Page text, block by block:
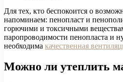
Для тех, кто беспокоится о
напоминаем: пенопласт и
горючими и токсичными
паропроводимости пенопласта и
необходима качественная
Можно ли утеплить